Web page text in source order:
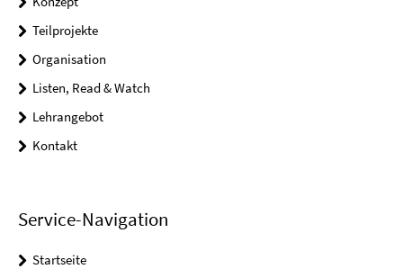
Teilprojekte
Organisation
Listen, Read & Watch
Lehrangebot
Kontakt
Service-Navigation
Startseite